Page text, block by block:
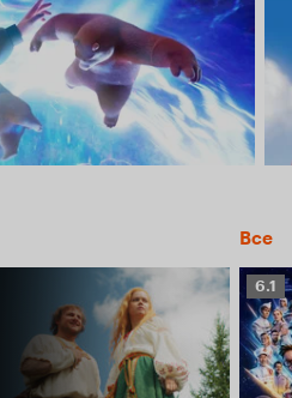
Все
6.1
6.1